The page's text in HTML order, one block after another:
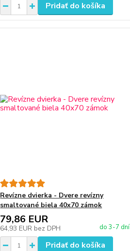
Pridať do košíka
Revízne dvierka - Dvere revízny
smaltované biela 40x70 zámok
79,86 EUR
64,93 EUR bez DPH do 3-7 dní
Pridať do košíka